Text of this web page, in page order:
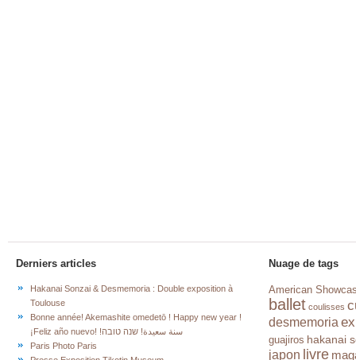
Derniers articles
Hakanai Sonzai & Desmemoria : Double exposition à
Toulouse
Bonne année! Akemashite omedetō ! Happy new year !
¡Feliz año nuevo! !سنة سعيدة! שנה טובה
Paris Photo Paris
Nuage de tags
American
ballet coulisses
desmemoria
guajiros hakanai
japon livre